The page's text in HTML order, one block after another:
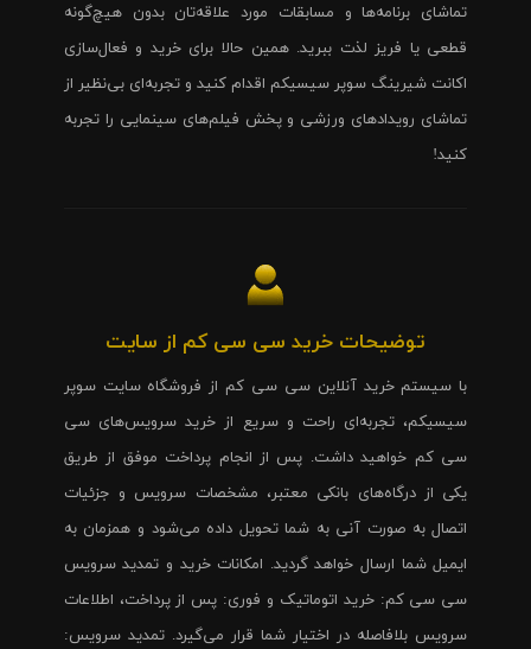
تماشای برنامه‌ها و مسابقات مورد علاقه‌تان بدون هیچ‌گونه
قطعی یا فریز لذت ببرید. همین حالا برای خرید و فعال‌سازی
اکانت شیرینگ سوپر سیسیکم اقدام کنید و تجربه‌ای بی‌نظیر از
تماشای رویدادهای ورزشی و پخش فیلم‌های سینمایی را تجربه
کنید!
توضیحات خرید سی سی کم از سایت
با سیستم خرید آنلاین سی سی کم از فروشگاه سایت سوپر
سیسیکم، تجربه‌ای راحت و سریع از خرید سرویس‌های سی
سی کم خواهید داشت. پس از انجام پرداخت موفق از طریق
یکی از درگاه‌های بانکی معتبر، مشخصات سرویس و جزئیات
اتصال به صورت آنی به شما تحویل داده می‌شود و همزمان به
ایمیل شما ارسال خواهد گردید. امکانات خرید و تمدید سرویس
سی سی کم: خرید اتوماتیک و فوری: پس از پرداخت، اطلاعات
سرویس بلافاصله در اختیار شما قرار می‌گیرد. تمدید سرویس: